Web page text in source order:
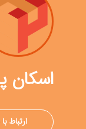
اسکان
ارتباط